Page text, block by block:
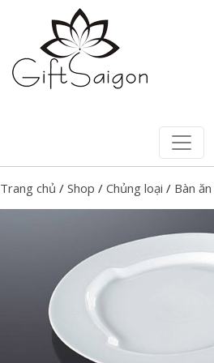
Trang chủ / Shop / Chủng loại / Bàn ăn